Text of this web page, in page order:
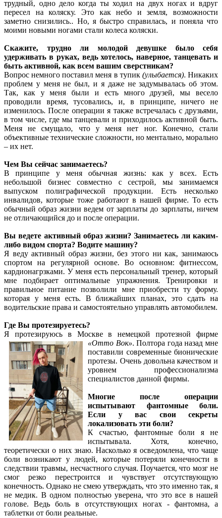
трудный, одно дело когда ты ходил на двух ногах и вдруг
пересел на коляску. Это как небо и земля, возможности
заметно снизились.. Но, я быстро справилась, и поняла что
моими новыми ногами стали колеса коляски.
Скажите, трудно ли молодой девушке было себя
удерживать в руках, ведь хотелось, наверное, танцевать и
быть активной, как всем вашим сверстникам?
Вопрос немного поставил меня в тупик (улыбается). Никаких
проблем у меня не был, и я даже не задумывалась об этом.
Так, как у меня были и есть много друзей, мы весело
проводили время, тусовались, и, в принципе, ничего не
изменилось. После операции я также встречалась с друзьями,
в том числе, где мы танцевали и приходилось активной быть.
Меня не смущало, что у меня нет ног. Конечно, стали
объективные технические сложности, но ментально, морально
– их нет.
Чем Вы сейчас занимаетесь?
В принципе у меня обычная жизнь: как у всех. Есть
небольшой бизнес совместно с сестрой, мы занимаемся
выпуском полиграфической продукции. Есть несколько
инвалидов, которые тоже работают в нашей фирме. То есть
обычный образ жизни ведем от зарплаты до зарплаты, ничем
не отличающийся до и после операции.
Вы ведете активный образ жизни? Занимаетесь ли каким-
либо видом спорта? Водите машину?
Я веду активный образ жизни, без этого ни как, занимаюсь
спортом на регулярной основе. Во основном: фитнессом,
кардионагрзками. У меня есть персональный тренер, который
мне подбирает оптимальные упражнения. Тренировки и
правильное питание позволили мне приобрести ту форму.
которая у меня есть. В ближайших планах, это сдать на
водительские права и самостоятельно управлять автомобилем.
Где Вы протезируетесь?
Я протезируюсь в Москве в немецкой протезной фирме
«Отто Вок».Полтора года назад мне
поставили современные бионические
протезы. Очень довольна качеством и
уровнем профессионализма
специалистов данной фирмы.
Многие после операции
испытывают фантомные боли.
Если у вас свои секреты
локализовать эти боли?
К счастью, фантомные боли я не
испытывала. Хотя, конечно,
теоретически о них знаю. Насколько я осведомлена, что чаще
боли возникают у людей, которые потеряли конечности в
следствии травмы, несчастного случая. Поучается, что мозг не
смог резко перестроится и чувствует отсутствующую
конечность. Однако не смею утверждать, что это именно так, я
не медик. В одном полностью уверена, что это все в нашей
голове. Ведь боль в отсутствующих ногах - фантомна, а
таблетки от боли реальные.